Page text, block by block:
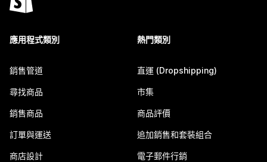
應用程式類別
銷售管道
尋找商品
銷售商品
訂單與運送
商店設計
熱門類別
直運 (Dropshipping)
市集
商品評價
追加銷售和套裝組合
電子郵件行銷